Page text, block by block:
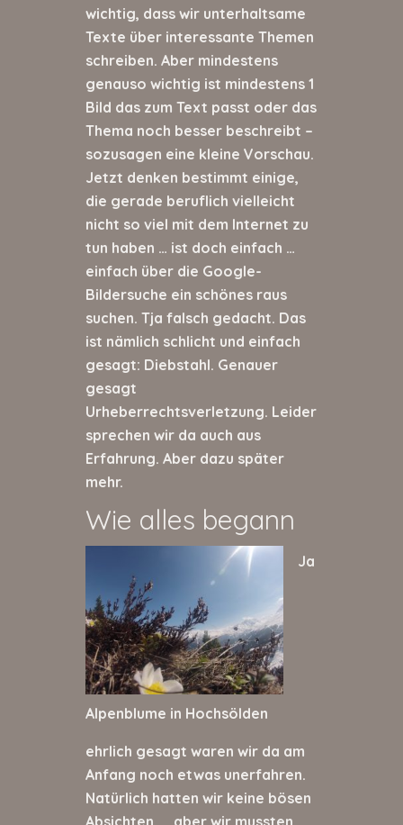
wichtig, dass wir unterhaltsame
Texte über interessante Themen
schreiben. Aber mindestens
genauso wichtig ist mindestens 1
Bild das zum Text passt oder das
Thema noch besser beschreibt –
sozusagen eine kleine Vorschau.
Jetzt denken bestimmt einige,
die gerade beruflich vielleicht
nicht so viel mit dem Internet zu
tun haben … ist doch einfach …
einfach über die Google-
Bildersuche ein schönes raus
suchen. Tja falsch gedacht. Das
ist nämlich schlicht und einfach
gesagt: Diebstahl. Genauer
gesagt
Urheberrechtsverletzung. Leider
sprechen wir da auch aus
Erfahrung. Aber dazu später
mehr.
Wie alles begann
Alpenblume in Hochsölden
Ja
ehrlich gesagt waren wir da am
Anfang noch etwas unerfahren.
Natürlich hatten wir keine bösen